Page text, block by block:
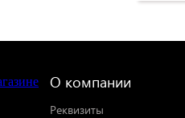
О компании
Реквизиты